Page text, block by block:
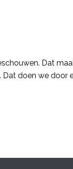
Dat
doen we door